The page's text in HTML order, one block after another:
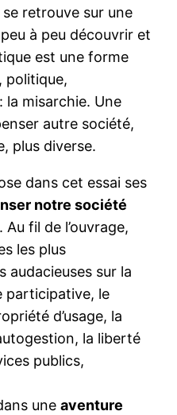
se retrouve sur une
peu à peu découvrir et
est une forme
politique,
la misarchie. Une
autre société,
plus diverse.
dans cet essai ses
notre société
. Au fil de l’ouvrage,
les plus
audacieuses sur la
participative, le
d’usage, la
la liberté
publics,
uneaventure